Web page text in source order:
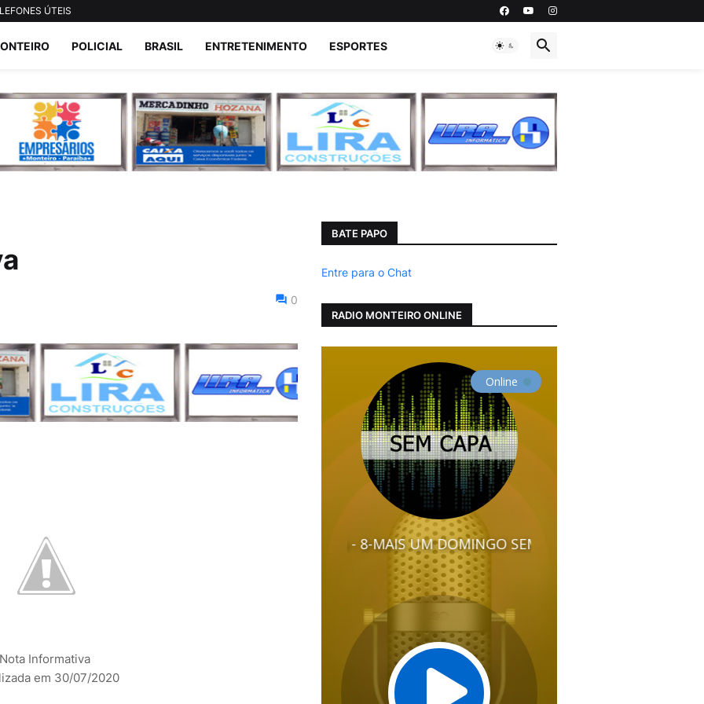
ÚTEIS
POLICIAL BRASIL ENTRETENIMENTO ESPORTES
0
Nota Informativa
em 30/07/2020
BATE PAPO
Entre para o Chat
RADIO MONTEIRO ONLINE